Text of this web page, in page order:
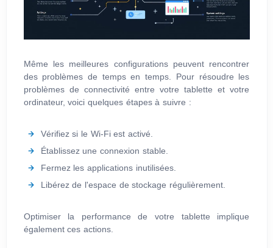
Même les meilleures configurations peuvent rencontrer
des problèmes de temps en temps. Pour résoudre les
problèmes de connectivité entre votre tablette et votre
ordinateur, voici quelques étapes à suivre :
Vérifiez si le Wi-Fi est activé.
Établissez une connexion stable.
Fermez les applications inutilisées.
Libérez de l'espace de stockage régulièrement.
Optimiser la performance de votre tablette implique
également ces actions.